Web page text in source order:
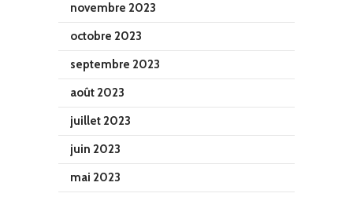
novembre 2023
octobre 2023
septembre 2023
août 2023
juillet 2023
juin 2023
mai 2023